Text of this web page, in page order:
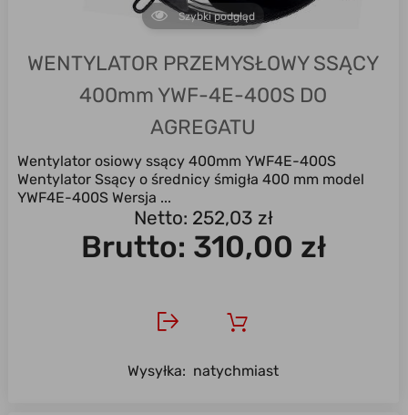
Szybki podgląd
WENTYLATOR PRZEMYSŁOWY SSĄCY
400mm YWF-4E-400S DO
AGREGATU
Wentylator osiowy ssący 400mm YWF4E-400S
Wentylator Ssący o średnicy śmigła 400 mm model
YWF4E-400S Wersja ...
Netto: 252,03 zł
Brutto: 310,00 zł
Wysyłka: natychmiast